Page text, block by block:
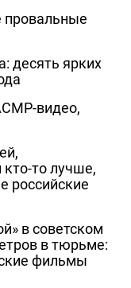
провальные
десять ярких
видео,
то лучше,
российские
в советском
в тюрьме:
фильмы